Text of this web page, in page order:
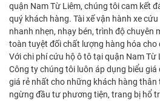
quận Nam Từ Liêm, chúng tôi cam kết
quý khách hàng. Tài xế vận hành xe
nhanh nhẹn, nhạy bén, trình độ chuyên
toàn tuyệt đối chất lượng hàng hóa cho
Với chi phí cứu hộ ô tô tại quận Nam Từ
Công ty chúng tôi luôn áp dụng biểu
giá rẻ nhất cho những khách hàng thân
ngừng đầu tư phương tiện, trang bị hổ